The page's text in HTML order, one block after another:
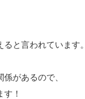
と言われています。
があるので、
！